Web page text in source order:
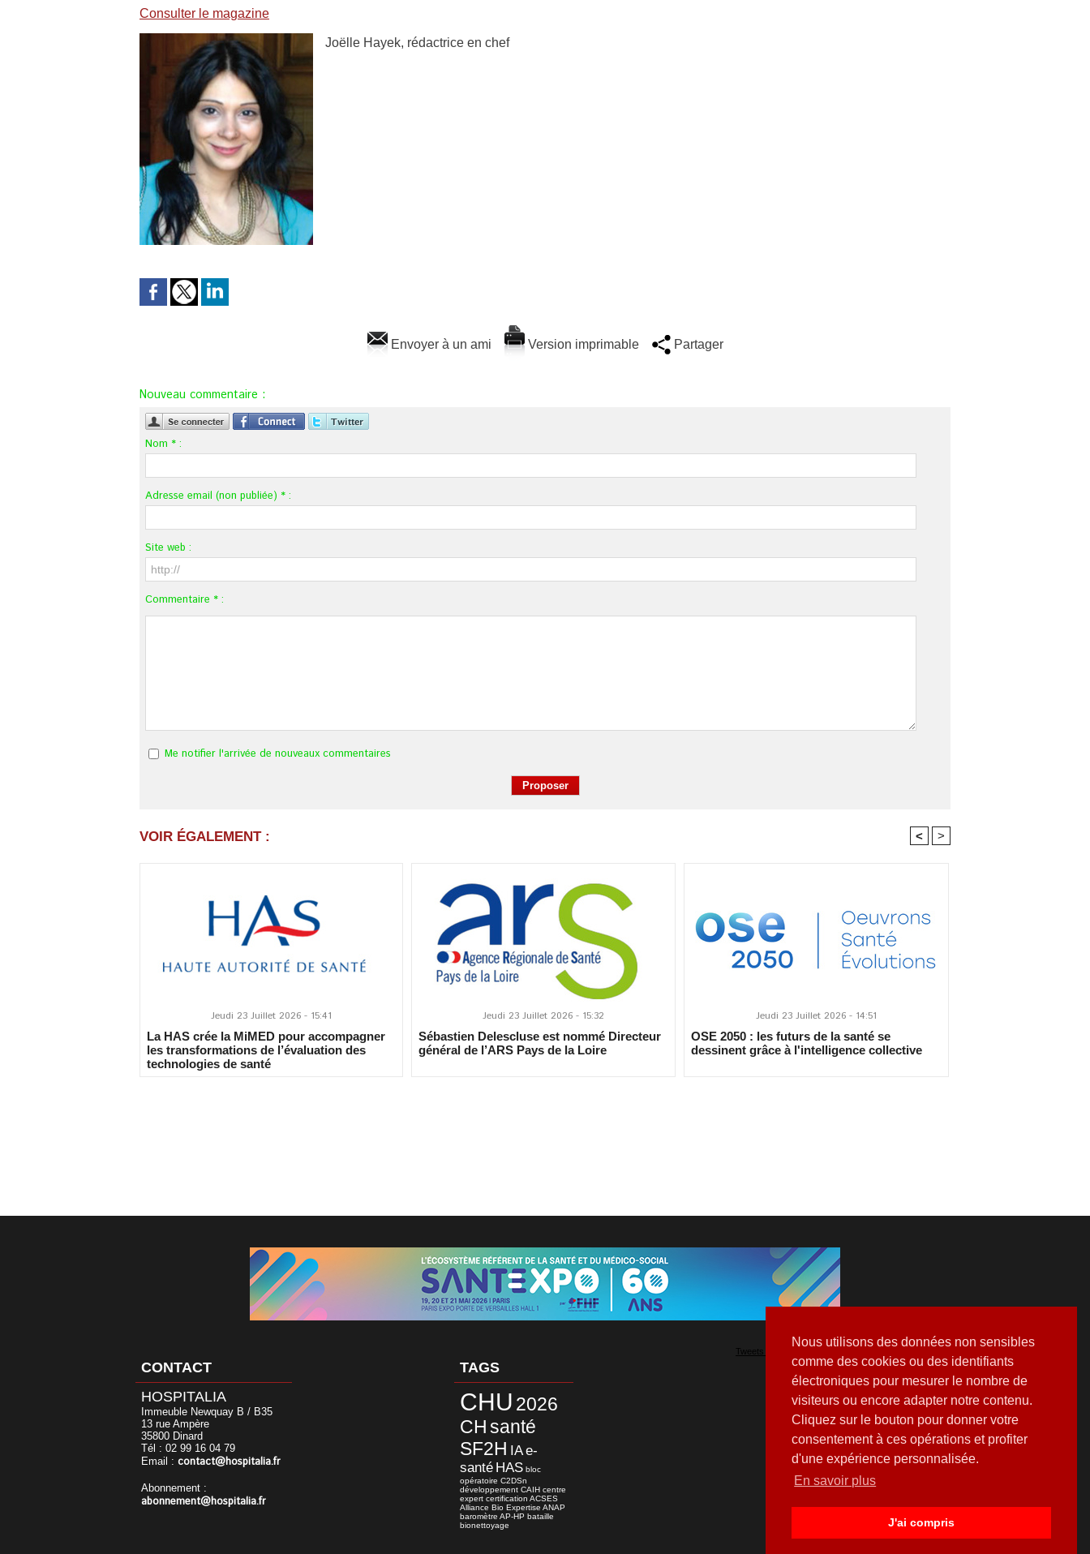
Nous utilisons des données non sensibles
comme des cookies ou des identifiants
électroniques pour mesurer le nombre de
visiteurs ou encore adapter notre contenu.
Cliquez sur le bouton pour donner votre
consentement à ces opérations et profiter
d'une expérience personnalisée.
En savoir plus
J'ai compris
Consulter le magazine
Joëlle Hayek, rédactrice en chef
Envoyer à un ami Version imprimable Partager
Nouveau commentaire :
Nom * :
Adresse email (non publiée) * :
Site web :
Commentaire * :
Me notifier l'arrivée de nouveaux commentaires
VOIR ÉGALEMENT : < >
Jeudi 23 Juillet 2026 - 15:41
La HAS crée la MiMED pour accompagner
les transformations de l’évaluation des
technologies de santé
Jeudi 23 Juillet 2026 - 15:32
Sébastien Delescluse est nommé Directeur
général de l’ARS Pays de la Loire
Jeudi 23 Juillet 2026 - 14:51
OSE 2050 : les futurs de la santé se
dessinent grâce à l'intelligence collective
CONTACT
HOSPITALIA
Immeuble Newquay B / B35
13 rue Ampère
35800 Dinard
Tél : 02 99 16 04 79
Email : contact@hospitalia.fr
Abonnement :
abonnement@hospitalia.fr
TAGS
CHU 2026
CHsanté
SF2H IAe-
santé HAS bloc
opératoire C2DSn
développement CAIH centre
expert certification ACSES
Alliance Bio Expertise ANAP
baromètre AP-HP bataille
bionettoyage
Tweets by Hospitalia_Mag